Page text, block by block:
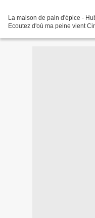
La maison de pain d'épice - Hubert
Ecoutez d'où ma peine vient